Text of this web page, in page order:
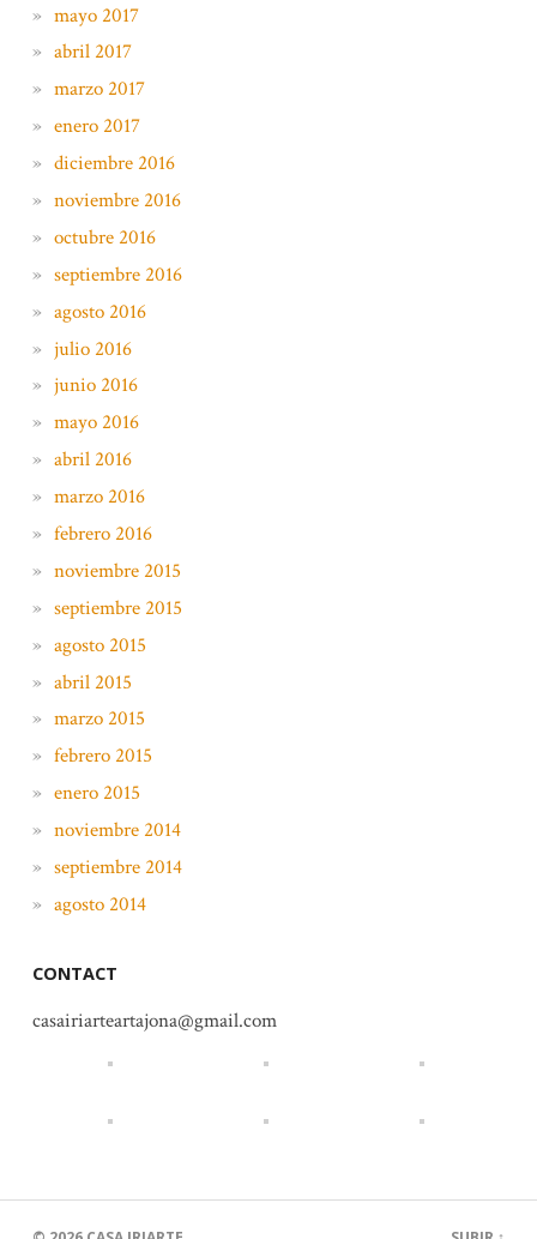
mayo 2017
abril 2017
marzo 2017
enero 2017
diciembre 2016
noviembre 2016
octubre 2016
septiembre 2016
agosto 2016
julio 2016
junio 2016
mayo 2016
abril 2016
marzo 2016
febrero 2016
noviembre 2015
septiembre 2015
agosto 2015
abril 2015
marzo 2015
febrero 2015
enero 2015
noviembre 2014
septiembre 2014
agosto 2014
CONTACT
casairiarteartajona@gmail.com